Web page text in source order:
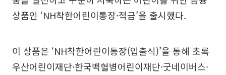
상품인 ‘NH착한어린이통장·적금’을 출시했다.
이 상품은 ‘NH착한어린이통장(입출식)’을 통해 초록
우산어린이재단·한국백혈병어린이재단·굿네이버스·